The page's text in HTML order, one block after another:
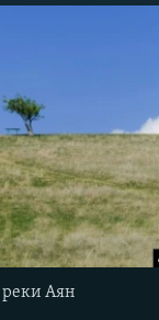
КРЫМА
реки Аян